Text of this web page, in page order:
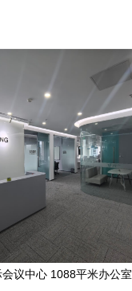
议中心 1088平米办公室